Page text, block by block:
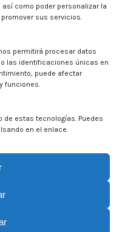
como poder personalizar la
sus servicios.
permitirá procesar datos
las identificaciones únicas en
puede afectar
funciones.
de estas tecnologías. Puedes
en el enlace.